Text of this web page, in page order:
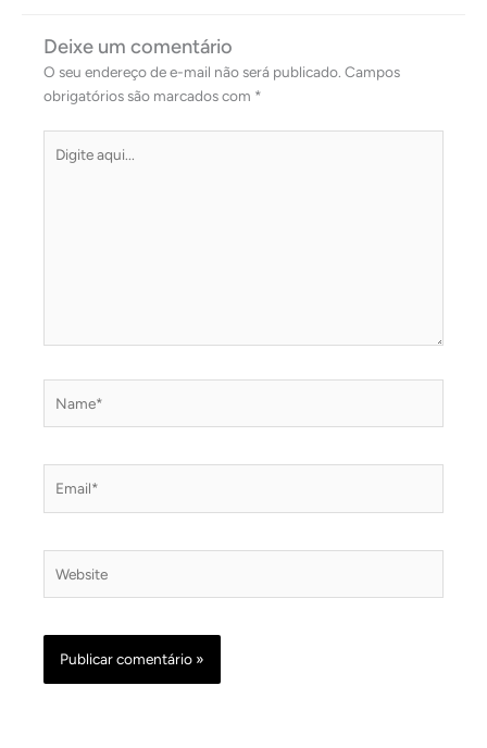
Deixe um comentário
O seu endereço de e-mail não será publicado. Campos
obrigatórios são marcados com *
aqui...